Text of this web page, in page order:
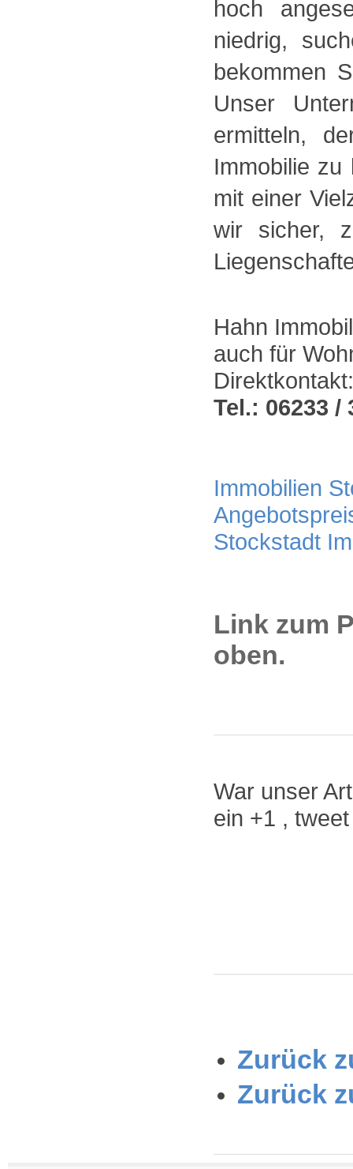
hoch
niedrig,
bekommen
Unser
ermitteln,
Immobilie
mit einer
wir sicher,
Hahn
auch für
Direktkontakt:
Tel.: 06233 /
Immobilien
Stockstadt
Link zum
oben.
War unser
ein +1 ,
Zurück
Zurück